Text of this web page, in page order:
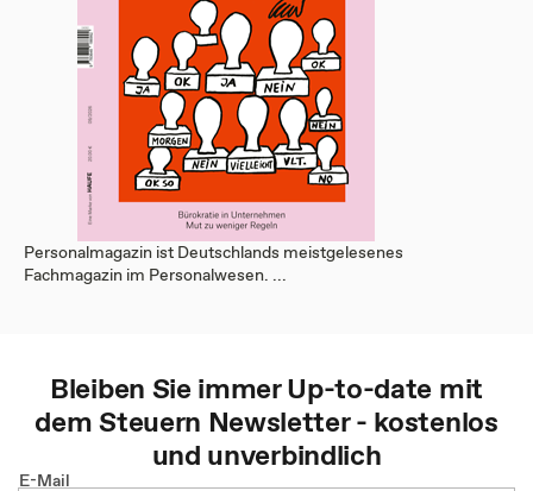
Personalmagazin ist Deutschlands meistgelesenes
Fachmagazin im Personalwesen. ...
Bleiben Sie immer Up-to-date mit
demSteuern Newsletter - kostenlos
und unverbindlich
E-Mail